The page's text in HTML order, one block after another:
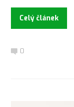
Celý článek
0